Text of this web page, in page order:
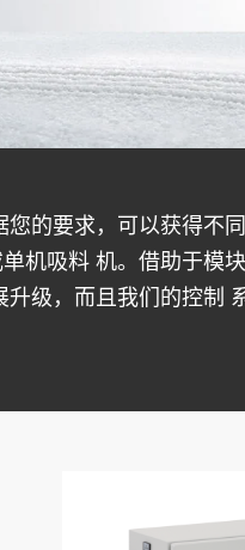
的要求，可以获得不
机吸料 机。借助于模
级，而且我们的控制